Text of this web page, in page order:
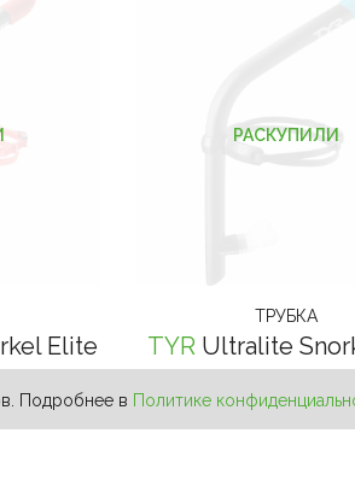
Elite
РАСКУПИЛИ
ТРУБКА
TYRUltralite
Подробнее в Политике